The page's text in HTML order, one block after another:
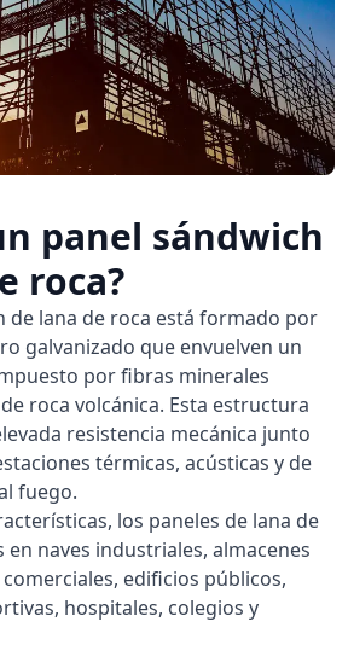
panel sándwich
roca?
de lana de roca está formado por
galvanizado que envuelven un
por fibras minerales
roca volcánica. Esta estructura
resistencia mecánica junto
térmicas, acústicas y de
fuego.
los paneles de lana de
naves industriales, almacenes
edificios públicos,
hospitales, colegios y